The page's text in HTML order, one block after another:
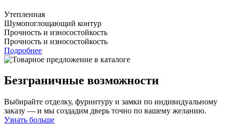
Утепленная
Шумопоглощающий контур
Прочность и износостойкость
Прочность и износостойкость
Подробнее
Безграничные возможности
Выбирайте отделку, фурнитуру и замки по индивидуальному
заказу — и мы создадим дверь точно по вашему желанию.
Узнать больше